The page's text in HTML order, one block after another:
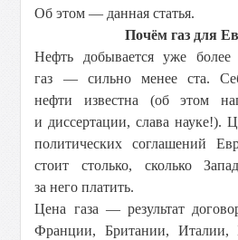
Об этом — данная статья.
Почём газ для
Нефть добывается уже более
газ — сильно менее ста.
нефти известна (об этом
и диссертации, слава науке!).
политических соглашений
стоит столько, сколько
за него платить.
Цена газа — результат
Франции, Британии, Италии,